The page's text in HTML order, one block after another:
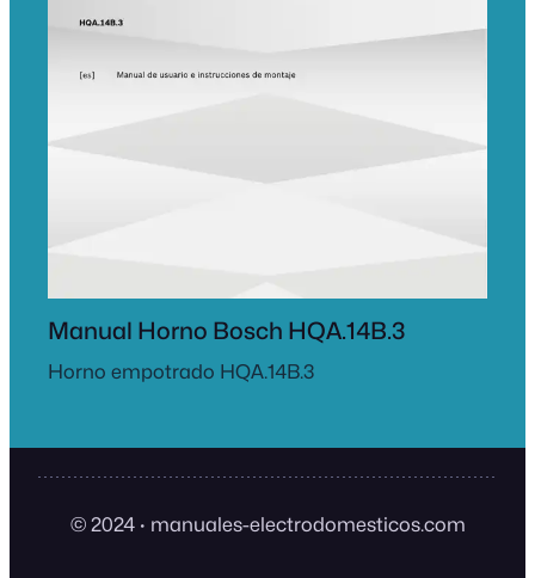
Manual Horno Bosch HQA.14B.3
Horno empotrado HQA.14B.3
© 2024 · manuales-electrodomesticos.com